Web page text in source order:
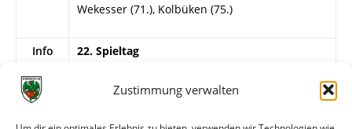
Zustimmung verwalten
Wekesser (71.), Kolbüken (75.)
Info 22. Spieltag
Wormatia Worms II
Oinishi – Wendling, Wekesser, Joof, Jennewein